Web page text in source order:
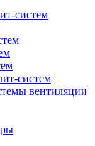
систем
систем
вентиляции